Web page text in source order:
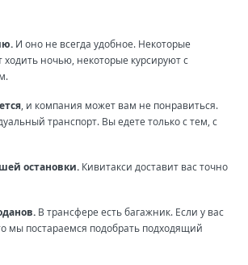
И оно не всегда удобное. Некоторые
ночью, некоторые курсируют с
, и компания может вам не понравиться.
транспорт. Вы едете только с тем, с
остановки. Кивитакси доставит вас точно
В трансфере есть багажник. Если у вас
мы постараемся подобрать подходящий